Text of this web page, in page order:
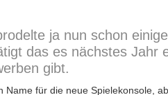
ja nun schon
das es nächstes Jahr
gibt.
Name für die neue Spielekonsole,